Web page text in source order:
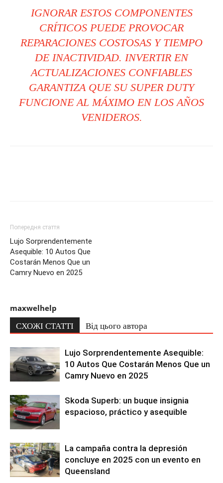
IGNORAR ESTOS COMPONENTES
CRÍTICOS PUEDE PROVOCAR
REPARACIONES COSTOSAS Y TIEMPO
DE INACTIVIDAD. INVERTIR EN
ACTUALIZACIONES CONFIABLES
GARANTIZA QUE SU SUPER DUTY
FUNCIONE AL MÁXIMO EN LOS AÑOS
VENIDEROS.
Попередня стаття
Lujo Sorprendentemente
Asequible: 10 Autos Que
Costarán Menos Que un
Camry Nuevo en 2025
maxwelhelp
СХОЖІ СТАТТІ Від цього автора
Lujo Sorprendentemente Asequible:
10 Autos Que Costarán Menos Que un
Camry Nuevo en 2025
Skoda Superb: un buque insignia
espacioso, práctico y asequible
La campaña contra la depresión
concluye en 2025 con un evento en
Queensland